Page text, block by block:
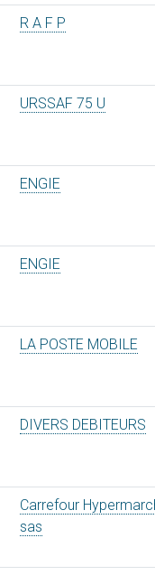
R A F P
URSSAF 75 U
ENGIE
ENGIE
LA POSTE MOBILE
DIVERS DEBITEURS
Carrefour
sas